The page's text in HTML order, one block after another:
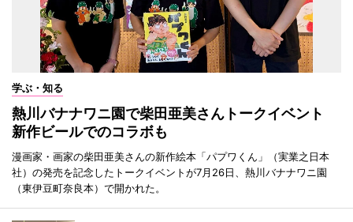
学ぶ・知る
熱川バナナワニ園で柴田亜美さんトークイベント
新作ビールでのコラボも
漫画家・画家の柴田亜美さんの新作絵本「パプワくん」（実業之日本
社）の発売を記念したトークイベントが7月26日、熱川バナナワニ園
（東伊豆町奈良本）で開かれた。